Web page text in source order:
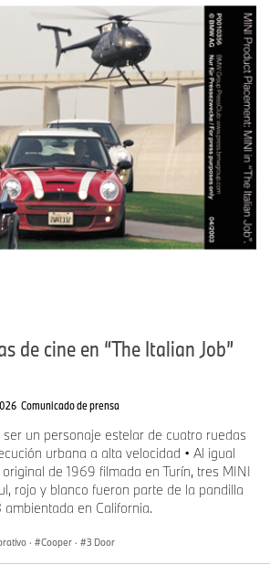
de cine en “The Italian Job”
Comunicado de prensa
un personaje estelar de cuatro ruedas
urbana a alta velocidad • Al igual
original de 1969 filmada en Turín, tres MINI
rojo y blanco fueron parte de la pandilla
en California.
· Cooper · 3 Door